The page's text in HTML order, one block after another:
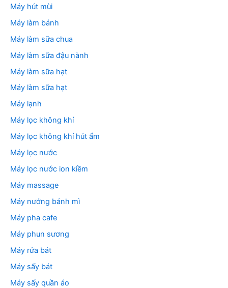
Máy hút mùi
Máy làm bánh
Máy làm sữa chua
Máy làm sữa đậu nành
Máy làm sữa hạt
Máy làm sữa hạt
Máy lạnh
Máy lọc không khí
Máy lọc không khí hút ẩm
Máy lọc nước
Máy lọc nước ion kiềm
Máy massage
Máy nướng bánh mì
Máy pha cafe
Máy phun sương
Máy rửa bát
Máy sấy bát
Máy sấy quần áo